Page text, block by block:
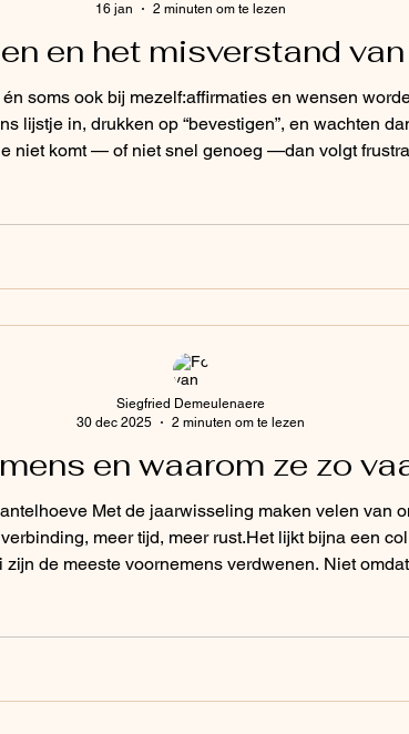
en het misverstand
soms ook bij mezelf:affirmaties en wensen
16 jan
2 minuten om te lezen
en waarom ze zo
Met de jaarwisseling maken velen van
meer tijd, meer rust.Het lijkt bijna een
de meeste voornemens verdwenen. Niet
Siegfried Demeulenaere
30 dec 2025
2 minuten om te lezen